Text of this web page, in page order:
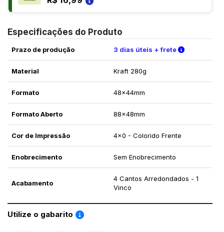
Especificações do Produto
Prazo de produção 3 dias úteis + frete Verifique
Material Kraft 280g
Formato 48x44mm
Formato Aberto 88x48mm
Cor de Impressão 4x0 - Colorido Frente
Enobrecimento Sem Enobrecimento
Acabamento
4 Cantos Arredondados - 1
Vinco
Utilize o gabarito Saiba como utilizar os nossos gabaritos